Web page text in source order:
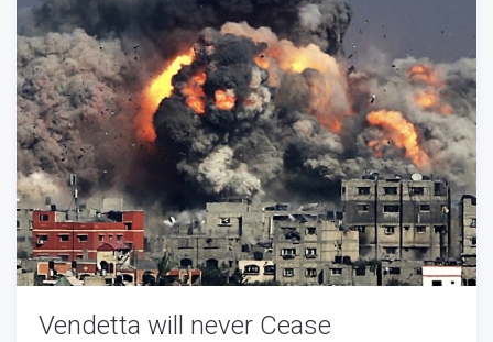
Vendetta will never Cease